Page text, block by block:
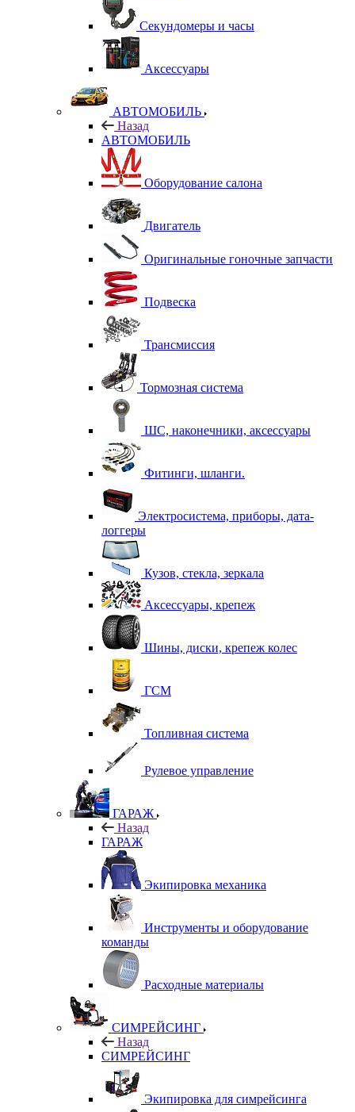
Секундомеры и часы
Аксессуары
АВТОМОБИЛЬ
Назад
АВТОМОБИЛЬ
Оборудование салона
Двигатель
Оригинальные гоночные запчасти
Подвеска
Трансмиссия
Тормозная система
ШС, наконечники, аксессуары
Фитинги, шланги.
Электросистема, приборы, дата-
логгеры
Кузов, стекла, зеркала
Аксессуары, крепеж
Шины, диски, крепеж колес
ГСМ
Топливная система
Рулевое управление
ГАРАЖ
Назад
ГАРАЖ
Экипировка механика
Инструменты и оборудование
команды
Расходные материалы
СИМРЕЙСИНГ
Назад
СИМРЕЙСИНГ
Экипировка для симрейсинга